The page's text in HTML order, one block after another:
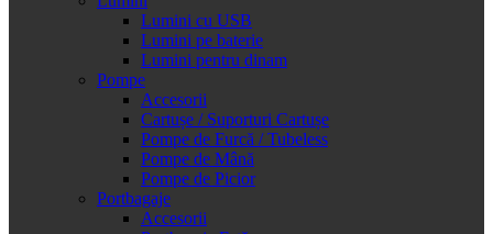
Lumini cu USB
Lumini pe baterie
Lumini pentru dinam
Pompe
Accesorii
Cartușe / Suporturi Cartușe
Pompe de Furcă / Tubeless
Pompe de Mână
Pompe de Picior
Portbagaje
Accesorii